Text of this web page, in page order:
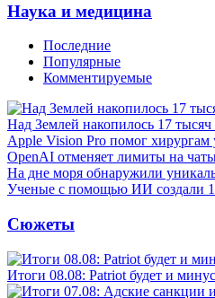
Наука и медицина
Последние
Популярные
Комментируемые
Над Землей накопилось 17
Apple Vision Pro помог хирургам
OpenAI отменяет лимиты на
На дне моря обнаружили
Ученые с помощью ИИ создали
Сюжеты
Итоги 08.08: Patriot будет и